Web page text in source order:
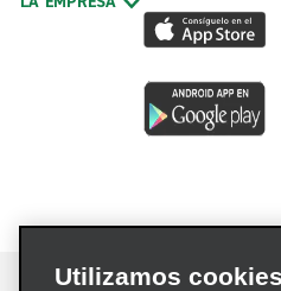
Utilizamos